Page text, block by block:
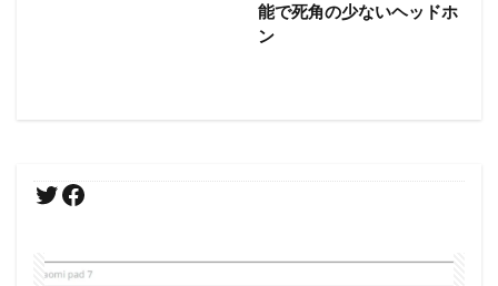
能で死角の少ないヘッドホ
ン